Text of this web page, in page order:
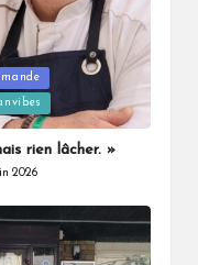
rien lâcher. »
2026